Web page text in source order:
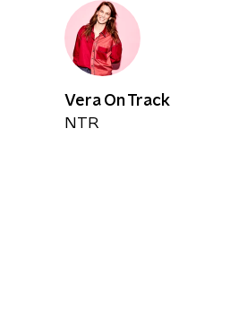
Vera On Track
NTR